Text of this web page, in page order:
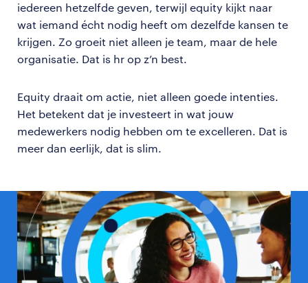
iedereen hetzelfde geven, terwijl equity kijkt naar
wat iemand écht nodig heeft om dezelfde kansen te
krijgen. Zo groeit niet alleen je team, maar de hele
organisatie. Dat is hr op z’n best.
Equity draait om actie, niet alleen goede intenties.
Het betekent dat je investeert in wat jouw
medewerkers nodig hebben om te excelleren. Dat is
meer dan eerlijk, dat is slim.